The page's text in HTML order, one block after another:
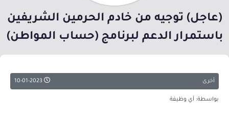
(عاجل) توجيه من خادم الحرمين الشريفين
باستمرار الدعم لبرنامج (حساب المواطن)
أخرى
بواسطة: أي وظيفة